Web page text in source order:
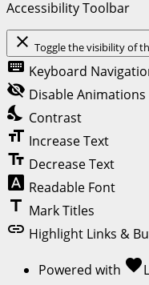
Accessibility Toolbar
close Toggle the visibility of
keyboard Keyboard
visibility_off Disable Animations
nights_stay Contrast
format_size Increase Text
text_fields Decrease Text
font_download Readable Font
title Mark Titles
link Highlight Links &
Powered with favorite